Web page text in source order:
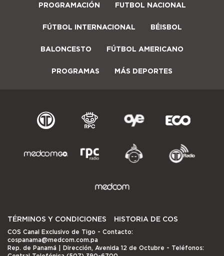
PROGRAMACIÓN FUTBOL NACIONAL
FÚTBOL INTERNACIONAL BÉISBOL
BALONCESTO FÚTBOL AMERICANO
PROGRAMAS MÁS DEPORTES
TÉRMINOS Y CONDICIONES HISTORIA DE COS
COS Canal Exclusivo de Tigo - Contacto:
cospanama@medcom.com.pa
Rep. de Panamá | Dirección, Avenida 12 de Octubre - Teléfonos: